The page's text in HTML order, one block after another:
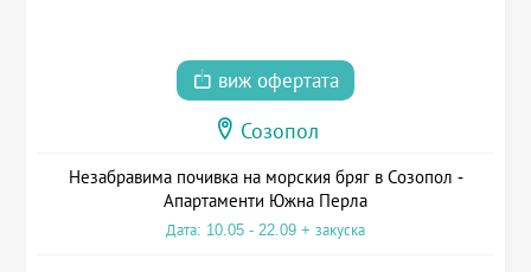
виж офертата
Созопол
Незабравима почивка на морския бряг в Созопол -
Апартаменти Южна Перла
Дата: 10.05 - 22.09 + закуска